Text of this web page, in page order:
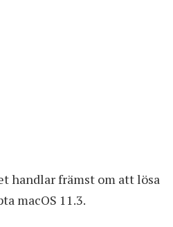
handlar främst om att lösa
macOS 11.3.